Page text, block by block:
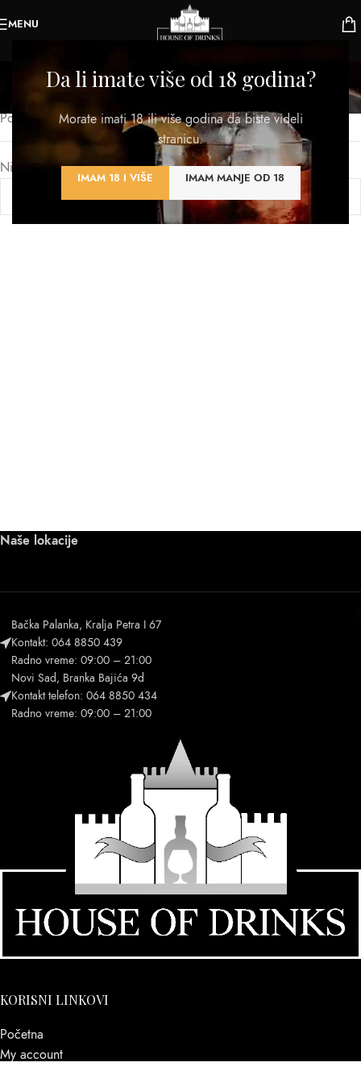
Da li imate više od 18 godina?
Morate imati 18 ili više godina da biste videli
stranicu.
IMAM 18 I VIŠE IMAM MANJE OD 18
MENU
Šejker
Početna
Proizvod TIP/Šejker
Nijedan proizvod ne odgovara izabranim kriterijumima.
Naše lokacije
Bačka Palanka, Kralja Petra I 67
Kontakt: 064 8850 439
Radno vreme: 09:00 – 21:00
Novi Sad, Branka Bajića 9d
Kontakt telefon: 064 8850 434
Radno vreme: 09:00 – 21:00
KORISNI LINKOVI
Početna
My account